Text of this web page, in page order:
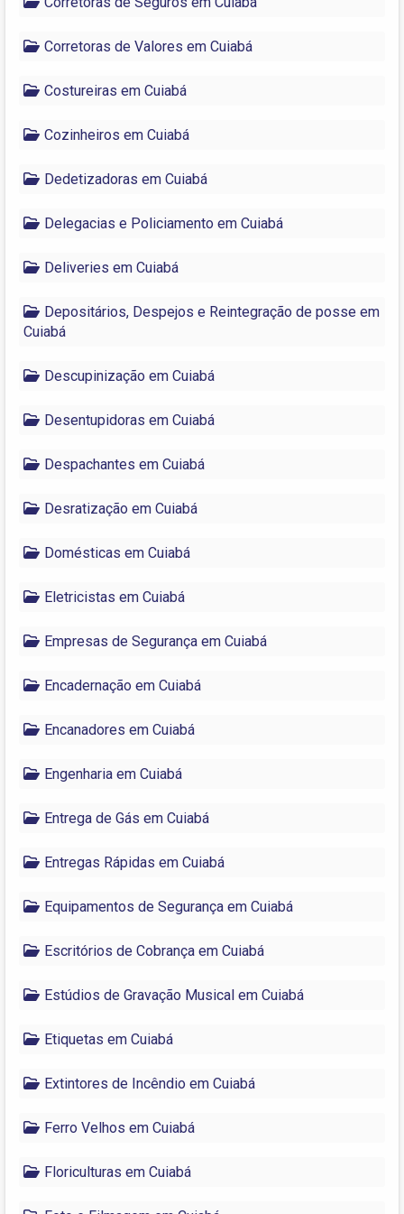
Corretoras de Valores em Cuiabá
Costureiras em Cuiabá
Cozinheiros em Cuiabá
Dedetizadoras em Cuiabá
Delegacias e Policiamento em Cuiabá
Deliveries em Cuiabá
Depositários, Despejos e Reintegração de posse em
Cuiabá
Descupinização em Cuiabá
Desentupidoras em Cuiabá
Despachantes em Cuiabá
Desratização em Cuiabá
Domésticas em Cuiabá
Eletricistas em Cuiabá
Empresas de Segurança em Cuiabá
Encadernação em Cuiabá
Encanadores em Cuiabá
Engenharia em Cuiabá
Entrega de Gás em Cuiabá
Entregas Rápidas em Cuiabá
Equipamentos de Segurança em Cuiabá
Escritórios de Cobrança em Cuiabá
Estúdios de Gravação Musical em Cuiabá
Etiquetas em Cuiabá
Extintores de Incêndio em Cuiabá
Ferro Velhos em Cuiabá
Floriculturas em Cuiabá